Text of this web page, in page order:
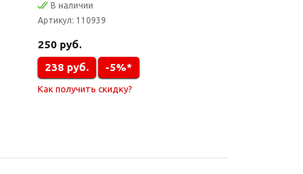
В наличии
Артикул: 110939
250руб.
238руб. -5%*
Как получить скидку?